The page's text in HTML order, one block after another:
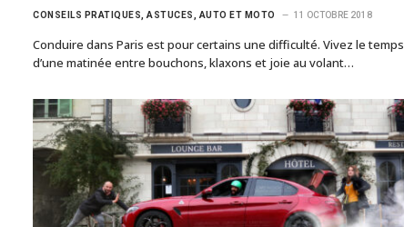
CONSEILS PRATIQUES, ASTUCES, AUTO ET MOTO 11 OCTOBRE 2018
Conduire dans Paris est pour certains une difficulté. Vivez le temps
d’une matinée entre bouchons, klaxons et joie au volant…